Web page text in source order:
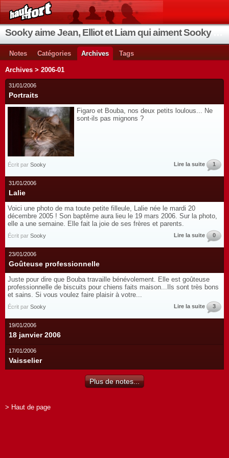
Notes Catégories Archives Tags
Archives > 2006-01
31/01/2006
Portraits
Figaro et Bouba, nos deux petits loulous... Ne
sont-ils pas mignons ?
Écrit par Sooky Lire la suite 1
31/01/2006
Lalie
Voici une photo de ma toute petite filleule, Lalie née le mardi 20
décembre 2005 ! Son baptême aura lieu le 19 mars 2006. Sur la photo,
elle a une semaine. Elle fait la joie de ses frères et parents.
Écrit par Sooky Lire la suite 0
23/01/2006
Goûteuse professionnelle
Juste pour dire que Bouba travaille bénévolement. Elle est goûteuse
professionnelle de biscuits pour chiens faits maison...Ils sont très bons
et sains. Si vous voulez faire plaisir à votre...
Écrit par Sooky Lire la suite 3
19/01/2006
18 janvier 2006
17/01/2006
Vaisselier
Plus de notes...
> Haut de page